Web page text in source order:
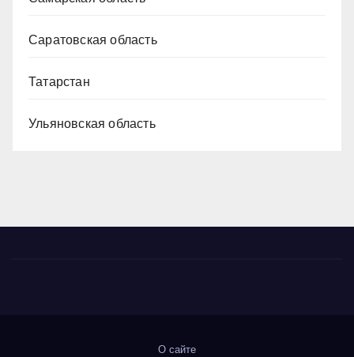
Саратовская область
Татарстан
Ульяновская область
О сайте